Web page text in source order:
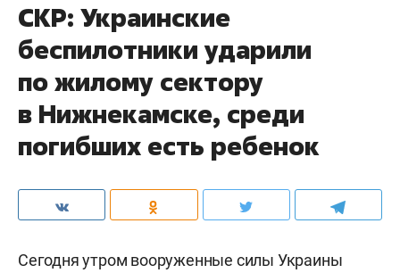
СКР: Украинские
беспилотники ударили
по жилому сектору
в Нижнекамске, среди
погибших есть ребенок
Сегодня утром вооруженные силы Украины